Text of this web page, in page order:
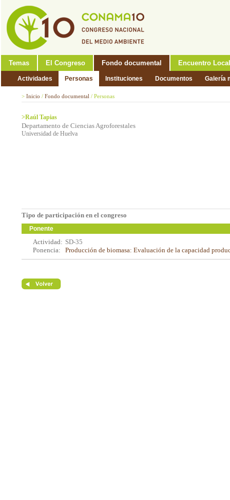
Temas El Congreso Fondo documental Encuentro Local
Actividades Personas Instituciones Documentos Galería
> Inicio / Fondo documental / Personas
>Raúl Tapias
Departamento de Ciencias Agroforestales
Universidad de Huelva
Tipo de participación en el congreso
Ponente
Actividad: SD-35
Ponencia:
Producción de biomasa: Evaluación de la capacidad